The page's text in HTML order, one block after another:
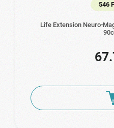
546
Life Extension Neuro-